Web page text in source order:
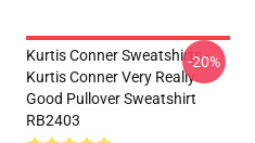
Kurtis Conner Sweatshirts -
Kurtis Conner Very Really
Good Pullover Sweatshirt
RB2403
-20%